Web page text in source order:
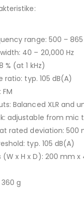
range: 500 – 865
40 – 20,000 Hz
% (at 1 kHz)
ratio: typ. 105 dB(A)
Balanced XLR and
adjustable from mic
rated deviation: 500
typ. 105 dB(A)
(W x H x D): 200 mm x
g